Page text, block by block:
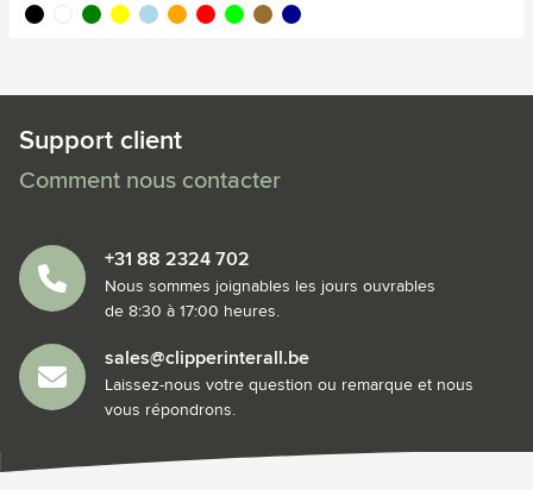
noir blancvert jaunebleu clair
orangerougelime brun boisbleu foncé
Support client
Comment nous contacter
+31 88 2324 702
Nous sommes joignables les jours ouvrables
de 8:30 à 17:00 heures.
sales@clipperinterall.be
Laissez-nous votre question ou remarque et nous
vous répondrons.